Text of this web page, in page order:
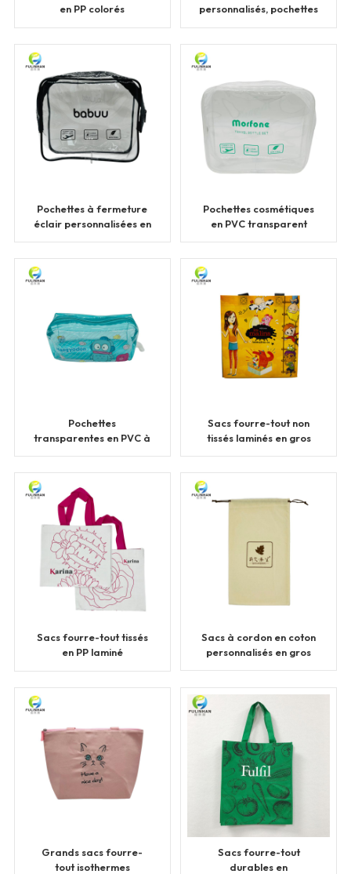
en PP colorés
personnalisés, pochettes
Pochettes à fermeture
éclair personnalisées en
Pochettes cosmétiques
en PVC transparent
Pochettes
transparentes en PVC à
Sacs fourre-tout non
tissés laminés en gros
Sacs fourre-tout tissés
en PP laminé
Sacs à cordon en coton
personnalisés en gros
Grands sacs fourre-
tout isothermes
Sacs fourre-tout
durables en